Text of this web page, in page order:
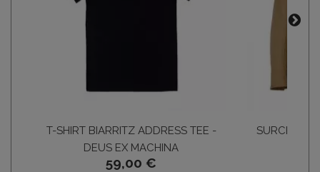
T-SHIRT BIARRITZ ADDRESS TEE -
DEUS EX MACHINA
59,00 €